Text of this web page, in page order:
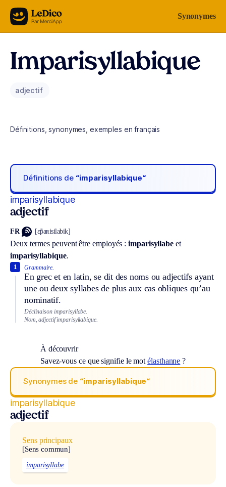
Aller au contenu Synonymes
Imparisyllabique
adjectif
Définitions, synonymes, exemples en français
Définitions de “imparisyllabique“
imparisyllabique
adjectif
FR [ɛ̃paʀisilabik]
Deux termes peuvent être employés :imparisyllabe et
imparisyllabique.
Grammaire.
En grec et en latin, se dit des noms ou adjectifs ayant
une ou deux syllabes de plus aux cas obliques qu’au
nominatif.
1
Déclinaison imparisyllabe.
Nom, adjectif imparisyllabique.
À découvrir
Savez-vous ce que signifie le motélasthanne ?
Synonymes de “imparisyllabique“
imparisyllabique
adjectif
Sens principaux
[Sens commun]
imparisyllabe